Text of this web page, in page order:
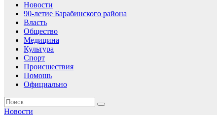
Новости
90-летие Барабинского района
Власть
Общество
Медицина
Культура
Спорт
Происшествия
Помошь
Официально
Новости